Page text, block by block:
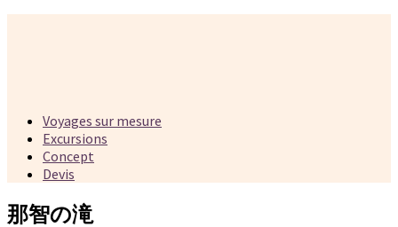
Voyages sur mesure
Excursions
Concept
Devis
那智の滝